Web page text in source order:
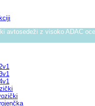
avtosedeži z visoko ADAC